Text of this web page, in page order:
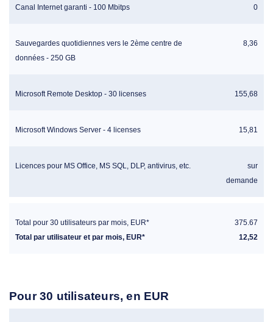
Canal Internet garanti - 100 Mbitps 0
Sauvegardes quotidiennes vers le 2ème centre de
données - 250 GB
8,36
Microsoft Remote Desktop - 30 licenses 155,68
Microsoft Windows Server - 4 licenses 15,81
Licences pour MS Office, MS SQL, DLP, antivirus, etc.
sur
demande
Total pour 30 utilisateurs par mois, EUR*
Total par utilisateur et par mois, EUR*
375.67
12,52
Pour 30 utilisateurs, en EUR